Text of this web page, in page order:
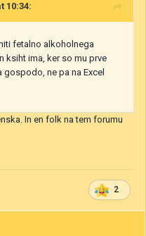
10:34:
fetalno alkoholnega
ksiht ima, ker so mu prve
ne pa na Excel
In en folk na tem forumu
2